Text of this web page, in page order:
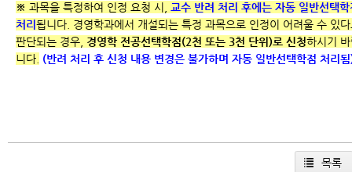
※ 과목을 특정하여 인정 요청 시, 교수 반려 처리 후에는 자동 일반선택학
처리 됩니다. 경영학과에서 개설되는 특정 과목으로 인정이 어려울 수 있
판단되는 경우, 경영학 전공선택학점(2천 또는 3천 단위)로 신청하시기
니다. (반려 처리 후 신청 내용 변경은 불가하며 자동 일반선택학점 처리
목록